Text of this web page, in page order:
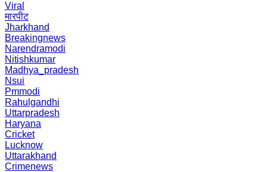
Viral
मारपीट
Jharkhand
Breakingnews
Narendramodi
Nitishkumar
Madhya_pradesh
Nsui
Pmmodi
Rahulgandhi
Uttarpradesh
Haryana
Cricket
Lucknow
Uttarakhand
Crimenews